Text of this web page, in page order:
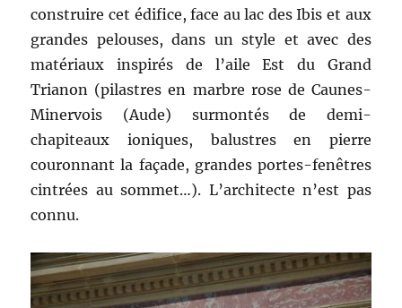
construire cet édifice, face au lac des Ibis et aux
grandes pelouses, dans un style et avec des
matériaux inspirés de l’aile Est du Grand
Trianon (pilastres en marbre rose de Caunes-
Minervois (Aude) surmontés de demi-
chapiteaux ioniques, balustres en pierre
couronnant la façade, grandes portes-fenêtres
cintrées au sommet…). L’architecte n’est pas
connu.